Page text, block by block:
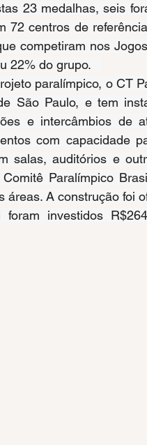
23 medalhas, seis
72 centros de
competiram nos
22% do grupo.
paralímpico, o CT
São Paulo, e tem
e intercâmbios
com capacidade
salas, auditórios e
Paralímpico
áreas. A construção foi
investidos